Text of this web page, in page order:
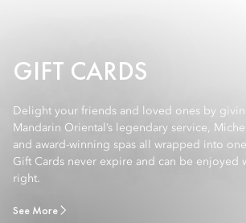
GIFT CARDS
Delight your friends and loved ones by
Mandarin Oriental’s legendary service,
and award-winning spas all wrapped into
Gift Cards never expire and can be enjoyed
right.
See More